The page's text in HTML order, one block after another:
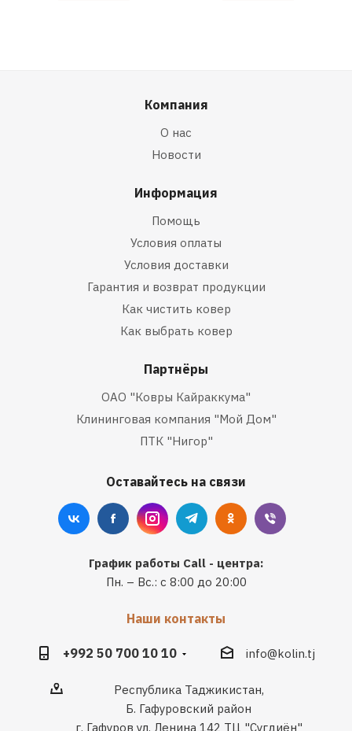
Компания
О нас
Новости
Информация
Помощь
Условия оплаты
Условия доставки
Гарантия и возврат продукции
Как чистить ковер
Как выбрать ковер
Партнёры
ОАО "Ковры Кайраккума"
Клининговая компания "Мой Дом"
ПТК "Нигор"
Оставайтесь на связи
График работы Call - центра:
Пн. – Вс.: с 8:00 до 20:00
Наши контакты
+992 50 700 10 10 info@kolin.tj
Республика Таджикистан,
Б. Гафуровский район
г. Гафуров ул. Ленина 142 ТЦ "Сугдиён"